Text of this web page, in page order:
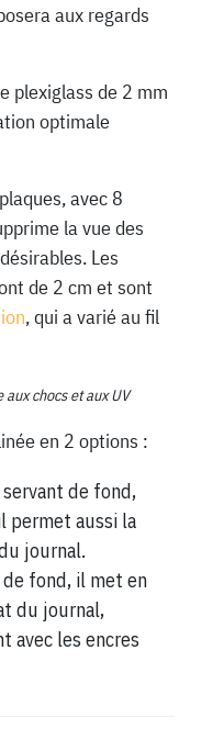
aux regards
plexiglass de 2 mm
optimale
avec 8
la vue des
Les
de 2 cm et sont
, qui a varié au fil
chocs et aux UV
en 2 options :
de fond,
permet aussi la
journal.
fond, il met en
du journal,
avec les encres